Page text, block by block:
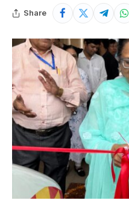
Share